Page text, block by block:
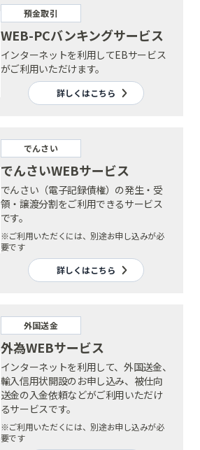
預金取引
WEB-PCバンキングサービス
インターネットを利用してEBサービス
がご利用いただけます。
詳しくはこちら
でんさい
でんさいWEBサービス
でんさい（電子記録債権）の発生・受
領・譲渡分割をご利用できるサービス
です。
※ご利用いただくには、別途お申し込みが必
要です
詳しくはこちら
外国送金
外為WEBサービス
インターネットを利用して、外国送金、
輸入信用状開設のお申し込み、被仕向
送金の入金依頼などがご利用いただけ
るサービスです。
※ご利用いただくには、別途お申し込みが必
要です